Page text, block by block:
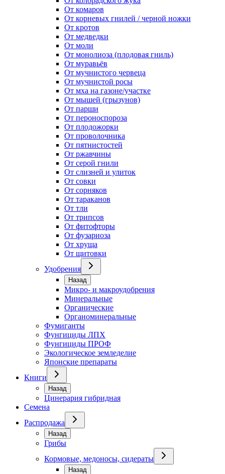
От комаров
От корневых гнилей / черной ножки
От кротов
От медведки
От моли
От монолиоза (плодовая гниль)
От муравьёв
От мучнистого червеца
От мучнистой росы
От мха на газоне/участке
От мышей (грызунов)
От парши
От пероноспороза
От плодожорки
От проволочника
От пятнистостей
От ржавчины
От серой гнили
От слизней и улиток
От совки
От сорняков
От тараканов
От тли
От трипсов
От фитофторы
От фузариоза
От хруща
От щитовки
Удобрения
Назад
Микро- и макроудобрения
Минеральные
Органические
Органоминеральные
Фумиганты
Фунгициды ЛПХ
Фунгициды ПРОФ
Экологическое земледелие
Японские препараты
Книги
Назад
Цинерария гибридная
Семена
Распродажа
Назад
Грибы
Кормовые, медоносы, сидераты
Назад